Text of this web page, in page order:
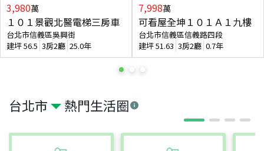
台北市 熱門生活圈
3,980萬
１０１景觀北醫電梯三房車
台北市信義區吳興街
建坪56.5 3房2廳 25.0年
7,998萬
可看屋全坤１０１Ａ１九樓
台北市信義區信義路四段
建坪51.63 3房2廳 0.7年